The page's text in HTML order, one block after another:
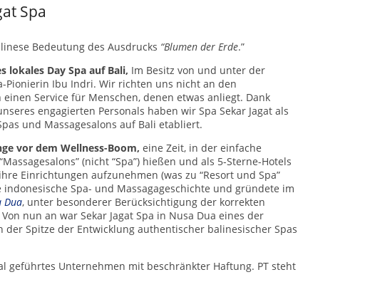
Spa
Bedeutung des Ausdrucks “Blumen der Erde.”
lokales Day Spa auf Bali, Im Besitz von und unter der
Pionierin Ibu Indri. Wir richten uns nicht an den
Service für Menschen, denen etwas anliegt. Dank
engagierten Personals haben wir Spa Sekar Jagat als
und Massagesalons auf Bali etabliert.
vor dem Wellness-Boom, eine Zeit, in der einfache
(nicht “Spa”) hießen und als 5-Sterne-Hotels
Einrichtungen aufzunehmen (was zu “Resort und Spa”
Spa- und Massagageschichte und gründete im
Dua, unter besonderer Berücksichtigung der korrekten
nun an war Sekar Jagat Spa in Nusa Dua eines der
der Spitze der Entwicklung authentischer balinesischer Spas
geführtes Unternehmen mit beschränkter Haftung. PT steht